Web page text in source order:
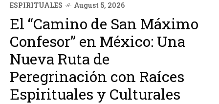
ESPIRITUALES August 5, 2026
El “Camino de San Máximo
Confesor” en México: Una
Nueva Ruta de
Peregrinación con Raíces
Espirituales y Culturales